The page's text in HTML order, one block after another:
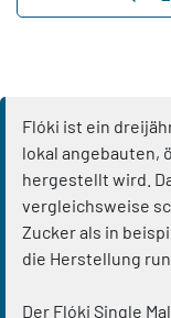
Flóki ist ein
lokal angebauten,
hergestellt wird.
vergleichsweise
Zucker als in
die Herstellung
Der Flóki Single